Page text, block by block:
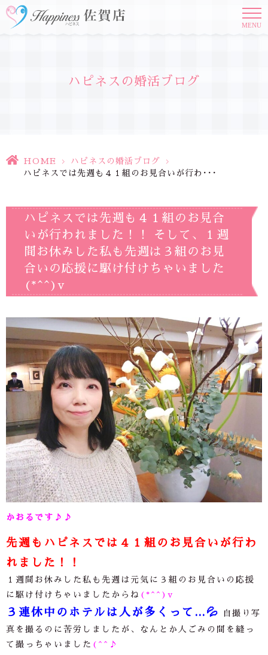
MENU
ハピネスの婚活ブログ
HOME > ハピネスの婚活ブログ
>
ハピネスでは先週も４１組のお見合いが行わ･･･
ハピネスでは先週も４１組のお見合
いが行われました！！ そして、１週
間お休みした私も先週は３組のお見
合いの応援に駆け付けちゃいました
(*^^)v
かおるです♪♪
先週もハピネスでは４１組のお見合いが行わ
れました！！
１週間お休みした私も先週は元気に３組のお見合いの応援
に駆け付けちゃいましたからね (*^^)v
３連休中のホテルは人が多くって… 💦
自撮り写
真を撮るのに苦労しましたが、なんとか人ごみの間を縫っ
て撮っちゃいました (^^♪